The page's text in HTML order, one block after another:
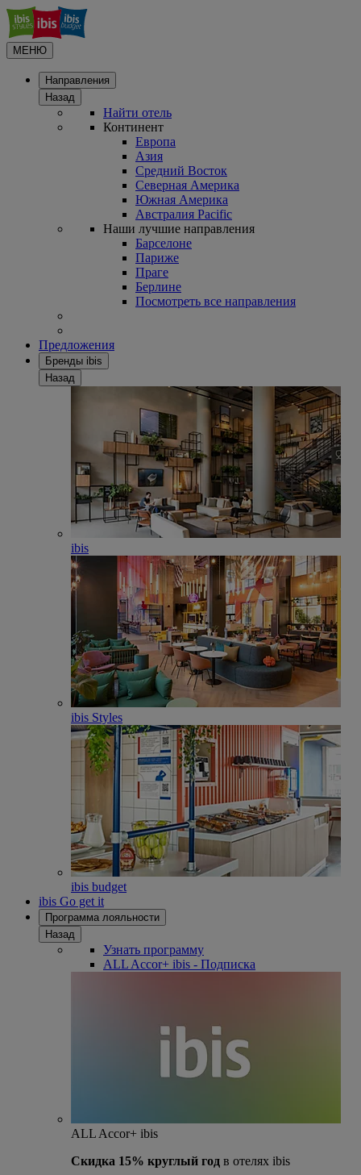
МЕНЮ
Направления
Назад
Найти отель
Континент
Европа
Азия
Средний Восток
Северная Америка
Южная Америка
Австралия Pacific
Наши лучшие направления
Барселоне
Париже
Праге
Берлине
Посмотреть все направления
Предложения
Бренды ibis
Назад
ibis
ibis Styles
ibis budget
ibis Go get it
Программа лояльности
Назад
Узнать программу
ALL Accor+ ibis - Подписка
ALL Accor+ ibis
Скидка 15% круглый год в отелях ibis